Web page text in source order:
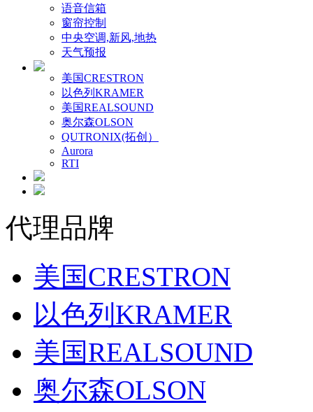
语音信箱
窗帘控制
中央空调,新风,地热
天气预报
美国CRESTRON
以色列KRAMER
美国REALSOUND
奥尔森OLSON
QUTRONIX(拓创）
Aurora
RTI
代理品牌
美国CRESTRON
以色列KRAMER
美国REALSOUND
奥尔森OLSON